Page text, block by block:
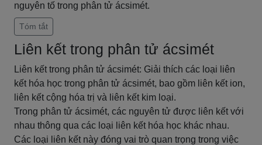
nguyên tố trong phân tử ácsimét.
Tóm tắt
Liên kết trong phân tử ácsimét
Liên kết trong phân tử ácsimét: Giải thích các loại liên
kết hóa học trong phân tử ácsimét, bao gồm liên kết ion,
liên kết cộng hóa trị và liên kết kim loại.
Trong phân tử ácsimét, các nguyên tử được liên kết với
nhau thông qua các loại liên kết hóa học khác nhau.
Các loại liên kết này đóng vai trò quan trọng trong việc